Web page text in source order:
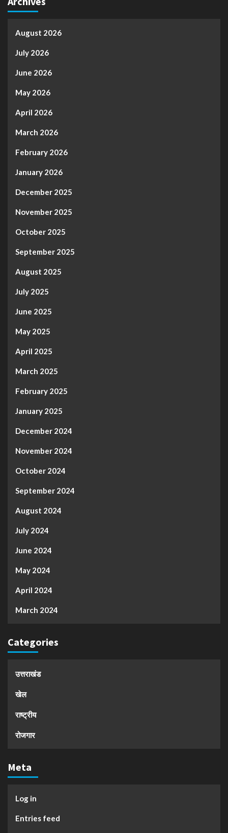
August 2026
July 2026
June 2026
May 2026
April 2026
March 2026
February 2026
January 2026
December 2025
November 2025
October 2025
September 2025
August 2025
July 2025
June 2025
May 2025
April 2025
March 2025
February 2025
January 2025
December 2024
November 2024
October 2024
September 2024
August 2024
July 2024
June 2024
May 2024
April 2024
March 2024
Categories
उत्तराखंड
खेल
राष्ट्रीय
रोजगार
Meta
Log in
Entries feed